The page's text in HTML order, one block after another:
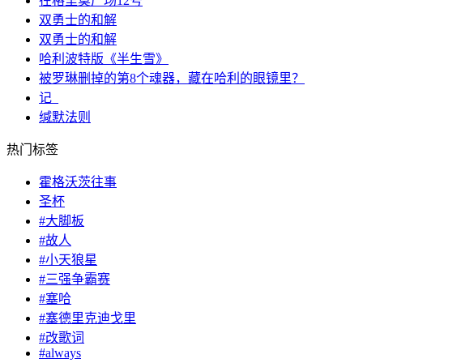
双勇士的和解
双勇士的和解
哈利波特版《半生雪》
被罗琳删掉的第8个魂器，藏在哈利的眼镜里？
记_
缄默法则
热门标签
霍格沃茨往事
圣杯
#大脚板
#故人
#小天狼星
#三强争霸赛
#塞哈
#塞德里克迪戈里
#改歌词
#always